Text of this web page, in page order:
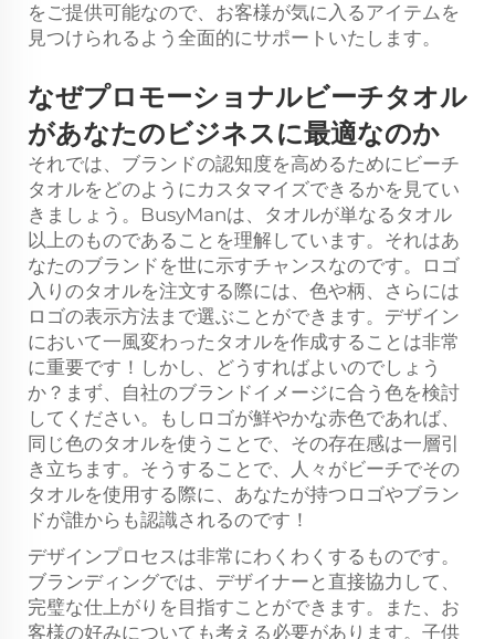
をご提供可能なので、お客様が気に入るアイテムを
見つけられるよう全面的にサポートいたします。
なぜプロモーショナルビーチタオル
があなたのビジネスに最適なのか
それでは、ブランドの認知度を高めるためにビーチ
タオルをどのようにカスタマイズできるかを見てい
きましょう。BusyManは、タオルが単なるタオル
以上のものであることを理解しています。それはあ
なたのブランドを世に示すチャンスなのです。ロゴ
入りのタオルを注文する際には、色や柄、さらには
ロゴの表示方法まで選ぶことができます。デザイン
において一風変わったタオルを作成することは非常
に重要です！しかし、どうすればよいのでしょう
か？まず、自社のブランドイメージに合う色を検討
してください。もしロゴが鮮やかな赤色であれば、
同じ色のタオルを使うことで、その存在感は一層引
き立ちます。そうすることで、人々がビーチでその
タオルを使用する際に、あなたが持つロゴやブラン
ドが誰からも認識されるのです！
デザインプロセスは非常にわくわくするものです。
ブランディングでは、デザイナーと直接協力して、
完璧な仕上がりを目指すことができます。また、お
客様の好みについても考える必要があります。子供